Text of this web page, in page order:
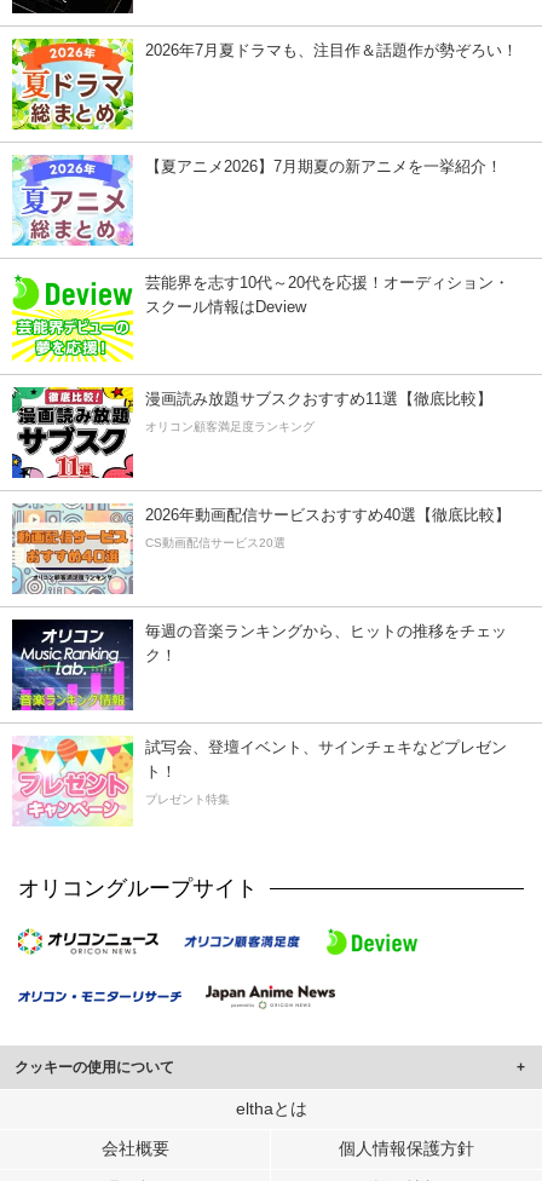
2026年7月夏ドラマも、注目作＆話題作が勢ぞろい！
【夏アニメ2026】7月期夏の新アニメを一挙紹介！
芸能界を志す10代～20代を応援！オーディション・
スクール情報はDeview
漫画読み放題サブスクおすすめ11選【徹底比較】
オリコン顧客満足度ランキング
2026年動画配信サービスおすすめ40選【徹底比較】
CS動画配信サービス20選
毎週の音楽ランキングから、ヒットの推移をチェッ
ク！
試写会、登壇イベント、サインチェキなどプレゼン
ト！
プレゼント特集
オリコングループサイト
クッキーの使用について
このサイトでは Cookie を使用して、ユーザーに合わせたコンテンツや広告の
行っています。
elthaとは
会社概要 個人情報保護方針